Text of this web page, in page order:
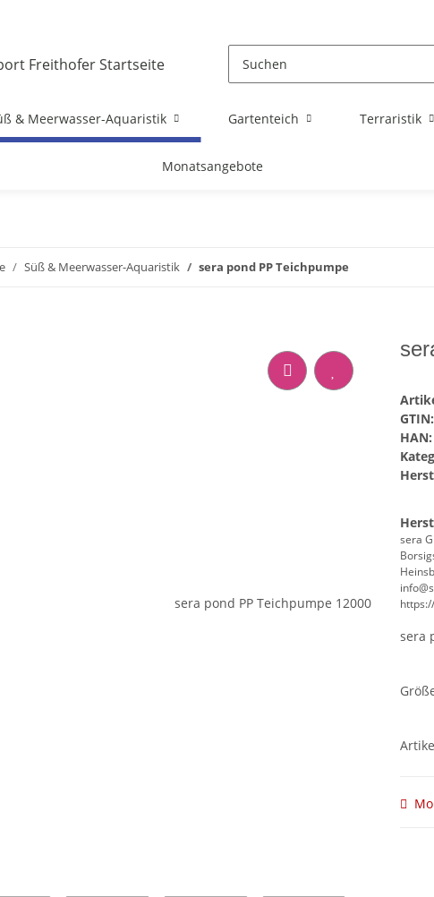
& Meerwasser-Aquaristik Gartenteich Terraristik
Monatsangebote
Süß & Meerwasser-Aquaristik sera pond PP Teichpumpe
GTIN:
HAN:
sera
sera